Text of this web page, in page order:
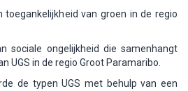
toegankelijkheid van groen in de regio
sociale ongelijkheid die samenhangt
UGS in de regio Groot Paramaribo.
de typen UGS met behulp van een